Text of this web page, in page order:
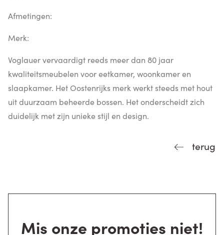
Afmetingen:
Merk:
Voglauer vervaardigt reeds meer dan 80 jaar
kwaliteitsmeubelen voor eetkamer, woonkamer en
slaapkamer. Het Oostenrijks merk werkt steeds met hout
uit duurzaam beheerde bossen. Het onderscheidt zich
duidelijk met zijn unieke stijl en design.
terug
Mis onze promoties niet!